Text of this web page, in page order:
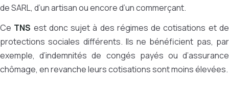
de SARL, d’un artisan ou encore d’un commerçant.
Ce TNS est donc sujet à des régimes de cotisations et de
protections sociales différents. Ils ne bénéficient pas, par
exemple, d’indemnités de congés payés ou d’assurance
chômage, en revanche leurs cotisations sont moins élevées.